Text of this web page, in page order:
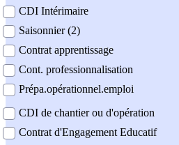
CDI Intérimaire
Saisonnier (2)
Contrat apprentissage
Cont. professionnalisation
Prépa.opérationnel.emploi
CDI de chantier ou d'opération
Contrat d'Engagement Educatif